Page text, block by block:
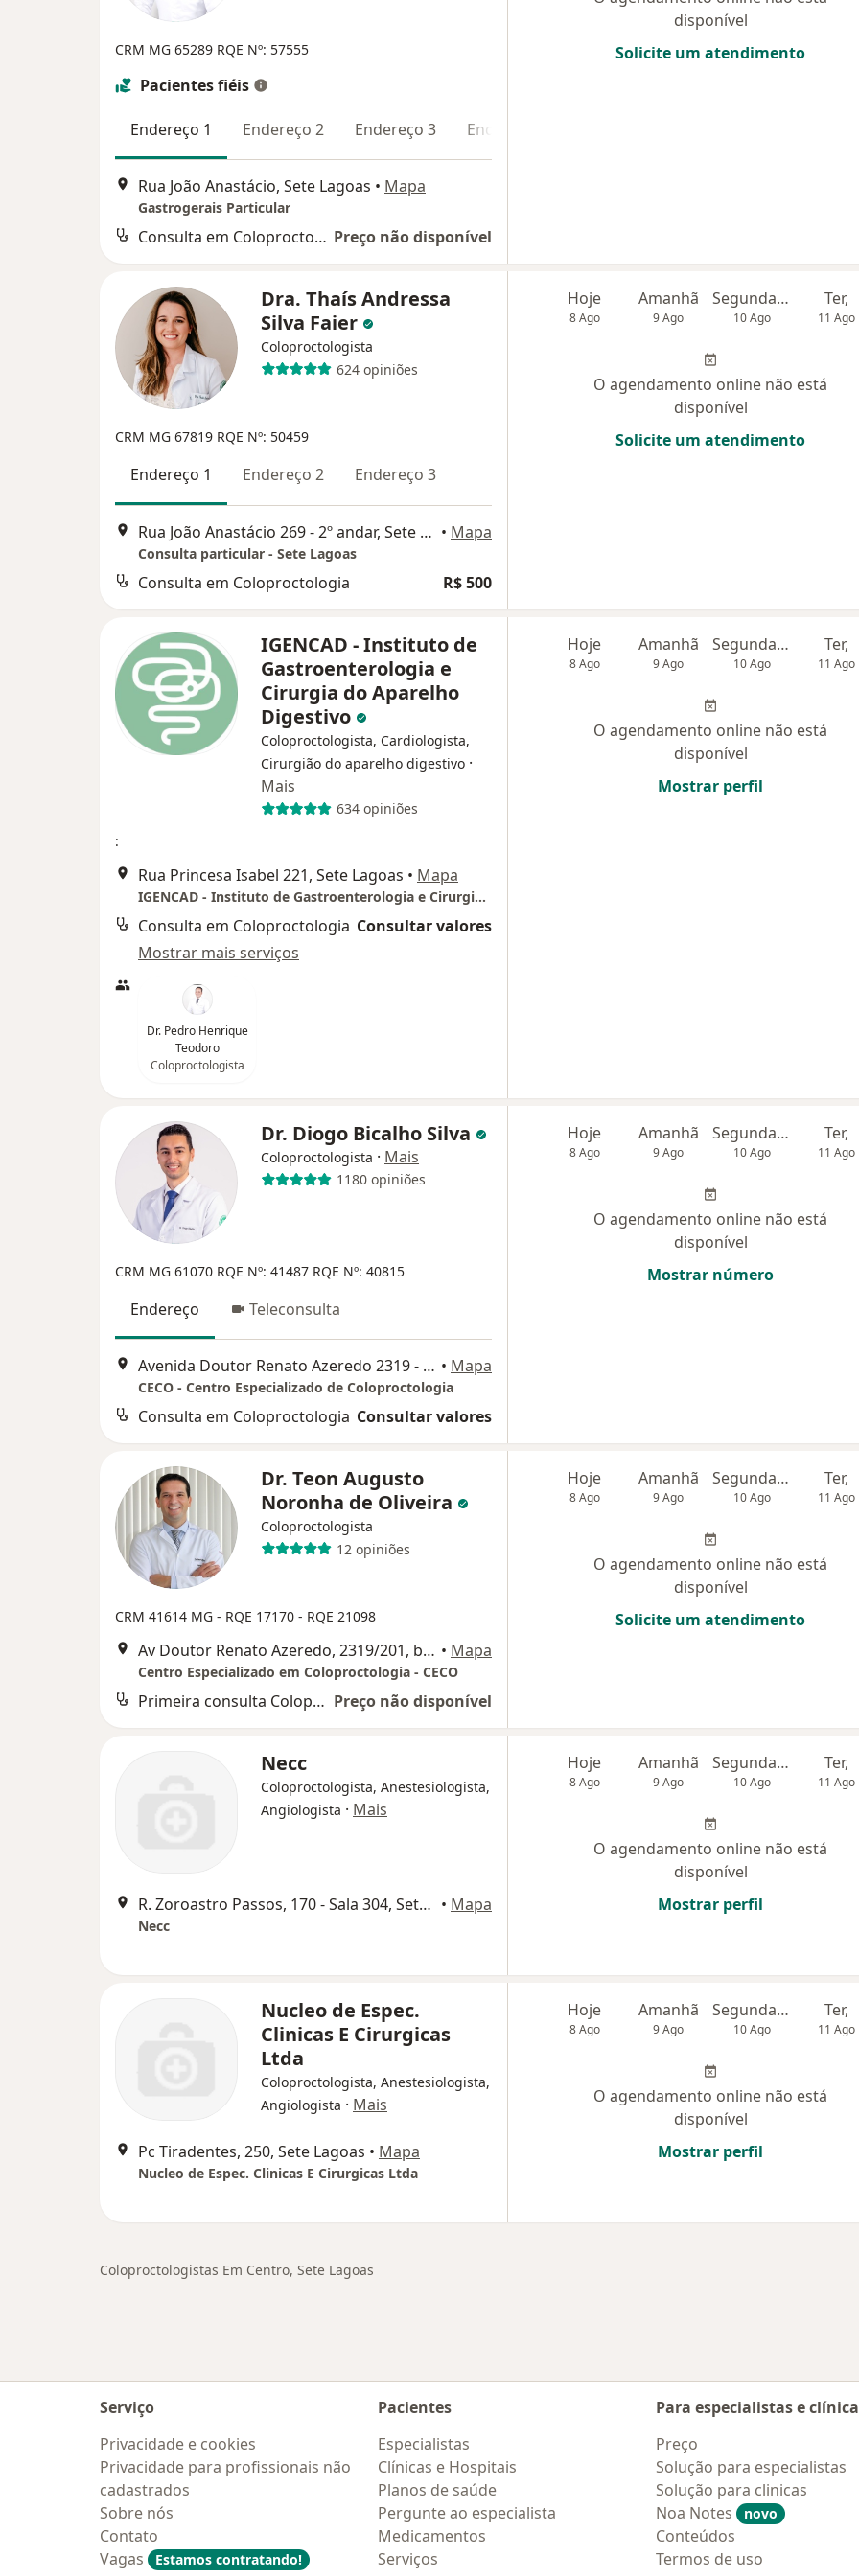
CRM MG 65289 RQE Nº: 57555
Pacientes fiéis
Endereço 1 Endereço 2 Endereço 3 Endereço 4
Rua João Anastácio, Sete Lagoas • Mapa
Gastrogerais Particular
Consulta em Coloproctologia Preço não disponível
disponível
Solicite um atendimento
Dra. Thaís Andressa
Silva Faier
Coloproctologista
624 opiniões
CRM MG 67819 RQE Nº: 50459
Endereço 1 Endereço 2 Endereço 3
Rua João Anastácio 269 - 2º andar, Sete Lagoas • Mapa
Consulta particular - Sete Lagoas
Consulta em Coloproctologia R$ 500
Hoje
8 Ago
Amanhã
9 Ago
Segunda-feira
10 Ago
Ter,
11 Ago
O agendamento online não está
disponível
Solicite um atendimento
IGENCAD - Instituto de
Gastroenterologia e
Cirurgia do Aparelho
Digestivo
Coloproctologista, Cardiologista,
Cirurgião do aparelho digestivo ·
Mais
634 opiniões
:
Rua Princesa Isabel 221, Sete Lagoas • Mapa
IGENCAD - Instituto de Gastroenterologia e Cirurgia do Aparelho Digestivo
Consulta em Coloproctologia Consultar valores
Mostrar mais serviços
Dr. Pedro Henrique
Teodoro
Coloproctologista
Hoje
8 Ago
Amanhã
9 Ago
Segunda-feira
10 Ago
Ter,
11 Ago
O agendamento online não está
disponível
Mostrar perfil
Dr. Diogo Bicalho Silva
Coloproctologista · Mais
1180 opiniões
CRM MG 61070 RQE Nº: 41487 RQE Nº: 40815
Endereço Teleconsulta
Avenida Doutor Renato Azeredo 2319 - Sala 201, Sete Lagoas • Mapa
CECO - Centro Especializado de Coloproctologia
Consulta em Coloproctologia Consultar valores
Hoje
8 Ago
Amanhã
9 Ago
Segunda-feira
10 Ago
Ter,
11 Ago
O agendamento online não está
disponível
Mostrar número
Dr. Teon Augusto
Noronha de Oliveira
Coloproctologista
12 opiniões
CRM 41614 MG - RQE 17170 - RQE 21098
Av Doutor Renato Azeredo, 2319/201, bairro Chácara do Paiva, Sete Lagoas, MG, Sete Lagoas • Mapa
Centro Especializado em Coloproctologia - CECO
Primeira consulta Coloproctologia Preço não disponível
Hoje
8 Ago
Amanhã
9 Ago
Segunda-feira
10 Ago
Ter,
11 Ago
O agendamento online não está
disponível
Solicite um atendimento
Necc
Coloproctologista, Anestesiologista,
Angiologista · Mais
R. Zoroastro Passos, 170 - Sala 304, Sete Lagoas • Mapa
Necc
Hoje
8 Ago
Amanhã
9 Ago
Segunda-feira
10 Ago
Ter,
11 Ago
O agendamento online não está
disponível
Mostrar perfil
Nucleo de Espec.
Clinicas E Cirurgicas
Ltda
Coloproctologista, Anestesiologista,
Angiologista · Mais
Pc Tiradentes, 250, Sete Lagoas • Mapa
Nucleo de Espec. Clinicas E Cirurgicas Ltda
Hoje
8 Ago
Amanhã
9 Ago
Segunda-feira
10 Ago
Ter,
11 Ago
O agendamento online não está
disponível
Mostrar perfil
Coloproctologistas Em Centro, Sete Lagoas
Serviço
Privacidade e cookies
Privacidade para profissionais não
cadastrados
Sobre nós
Contato
Vagas
Estamos contratando!
Pacientes
Especialistas
Clínicas e Hospitais
Planos de saúde
Pergunte ao especialista
Medicamentos
Serviços
Para especialistas e
Preço
Solução para especialistas
Solução para clinicas
Noa Notes
novo
Conteúdos
Termos de uso